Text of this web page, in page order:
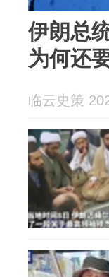
伊朗总
为何还
临云史策